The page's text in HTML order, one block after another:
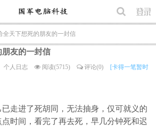
全天下想死的朋友的一封信
友的一封信
个人日志 阅读(5715) 评论(0)
[卡得一笔暂时
走进了死胡同，无法抽身，仅可就义的
时间，看完了再去死，早几分钟死和迟